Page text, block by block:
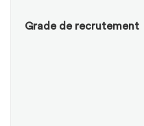
Grade de recrutement